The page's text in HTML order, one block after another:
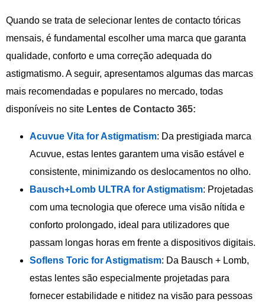
Quando se trata de selecionar lentes de contacto tóricas
mensais, é fundamental escolher uma marca que garanta
qualidade, conforto e uma correção adequada do
astigmatismo. A seguir, apresentamos algumas das marcas
mais recomendadas e populares no mercado, todas
disponíveis no site Lentes de Contacto 365:
Acuvue Vita for Astigmatism: Da prestigiada marca
Acuvue, estas lentes garantem uma visão estável e
consistente, minimizando os deslocamentos no olho.
Bausch+Lomb ULTRA for Astigmatism: Projetadas
com uma tecnologia que oferece uma visão nítida e
conforto prolongado, ideal para utilizadores que
passam longas horas em frente a dispositivos digitais.
Soflens Toric for Astigmatism: Da Bausch + Lomb,
estas lentes são especialmente projetadas para
fornecer estabilidade e nitidez na visão para pessoas